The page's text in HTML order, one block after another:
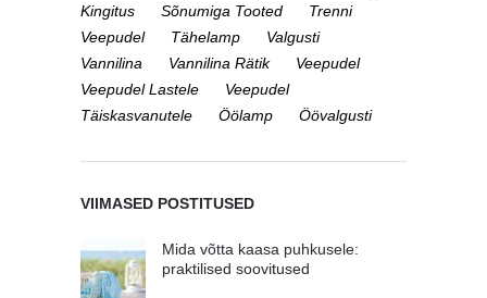
Kingitus
Sõnumiga Tooted
Trenni
Veepudel
Tähelamp
Valgusti
Vannilina
Vannilina Rätik
Veepudel
Veepudel Lastele
Veepudel
Täiskasvanutele
Öölamp Öövalgusti
VIIMASED POSTITUSED
Mida võtta kaasa puhkusele:
praktilised soovitused